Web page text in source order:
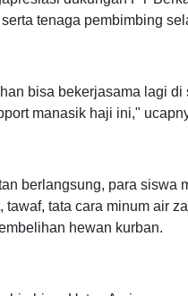
berlangsung, para siswa